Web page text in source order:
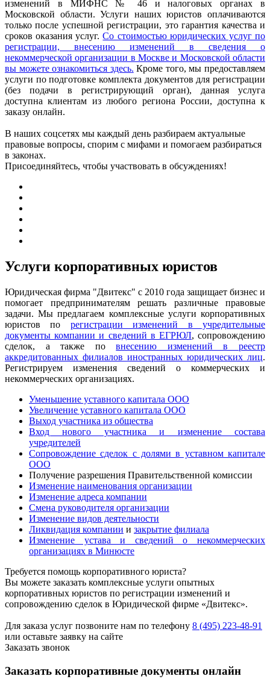
изменений в МИФНС № 46 и налоговых органах в
Московской области. Услуги наших юристов оплачиваются
только после успешной регистрации, это гарантия качества и
сроков оказания услуг.Со стоимостью юридических услуг по
регистрации, внесению изменений в сведения о
некоммерческой организации в Москве и Московской области
вы можете ознакомиться здесь. Кроме того, мы предоставляем
услуги по подготовке комплекта документов для регистрации
(без подачи в регистрирующий орган), данная услуга
доступна клиентам из любого региона России, доступна к
заказу онлайн.
В наших соцсетях мы каждый день разбираем актуальные
правовые вопросы, спорим с мифами и помогаем разбираться
в законах.
Присоединяйтесь, чтобы участвовать в обсуждениях!
Услуги корпоративных юристов
Юридическая фирма "Двитекс" с 2010 года защищает бизнес и
помогает предпринимателям решать различные правовые
задачи. Мы предлагаем комплексные услуги корпоративных
юристов по регистрации изменений в учредительные
документы компании и сведений в ЕГРЮЛ, сопровождению
сделок, а также повнесению изменений в реестр
аккредитованных филиалов иностранных юридических лиц.
Регистрируем изменения сведений о коммерческих и
некоммерческих организациях.
Уменьшение уставного капитала ООО
Увеличение уставного капитала ООО
Выход участника из общества
Вход нового участника и изменение состава
учредителей
Сопровождение сделок с долями в уставном капитале
ООО
Получение разрешения Правительственной комиссии
Изменение наименования организации
Изменение адреса компании
Смена руководителя организации
Изменение видов деятельности
Ликвидация компании и закрытие филиала
Изменение устава и сведений о некоммерческих
организациях в Минюсте
Требуется помощь корпоративного юриста?
Вы можете заказать комплексные услуги опытных
корпоративных юристов по регистрации изменений и
сопровождению сделок в Юридической фирме «Двитекс».
Для заказа услуг позвоните нам по телефону 8 (495) 223-48-91
или оставьте заявку на сайте
Заказать звонок
Заказать корпоративные документы онлайн